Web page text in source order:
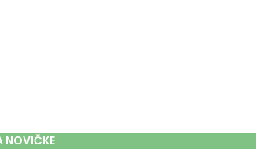
NOVIČKE